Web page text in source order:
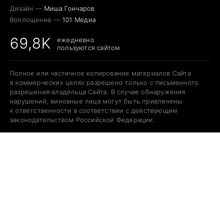
Дизайн — Миша Гончаров
Воплощение — 101 Медиа
69,8K
ежедневно
пользуются сайтом
Полное или частичное копирование материалов Сайта
в коммерческих целях разрешено только с письменного
разрешения владельца Сайта. В случае обнаружения
нарушений, виновные лица могут быть привлечены
к ответственности в соответствии с действующим
законодательством Российской Федерации.